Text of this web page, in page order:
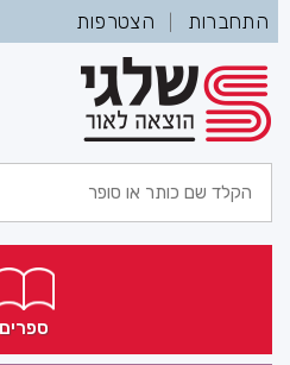
התחברות הצטרפות
ספרים